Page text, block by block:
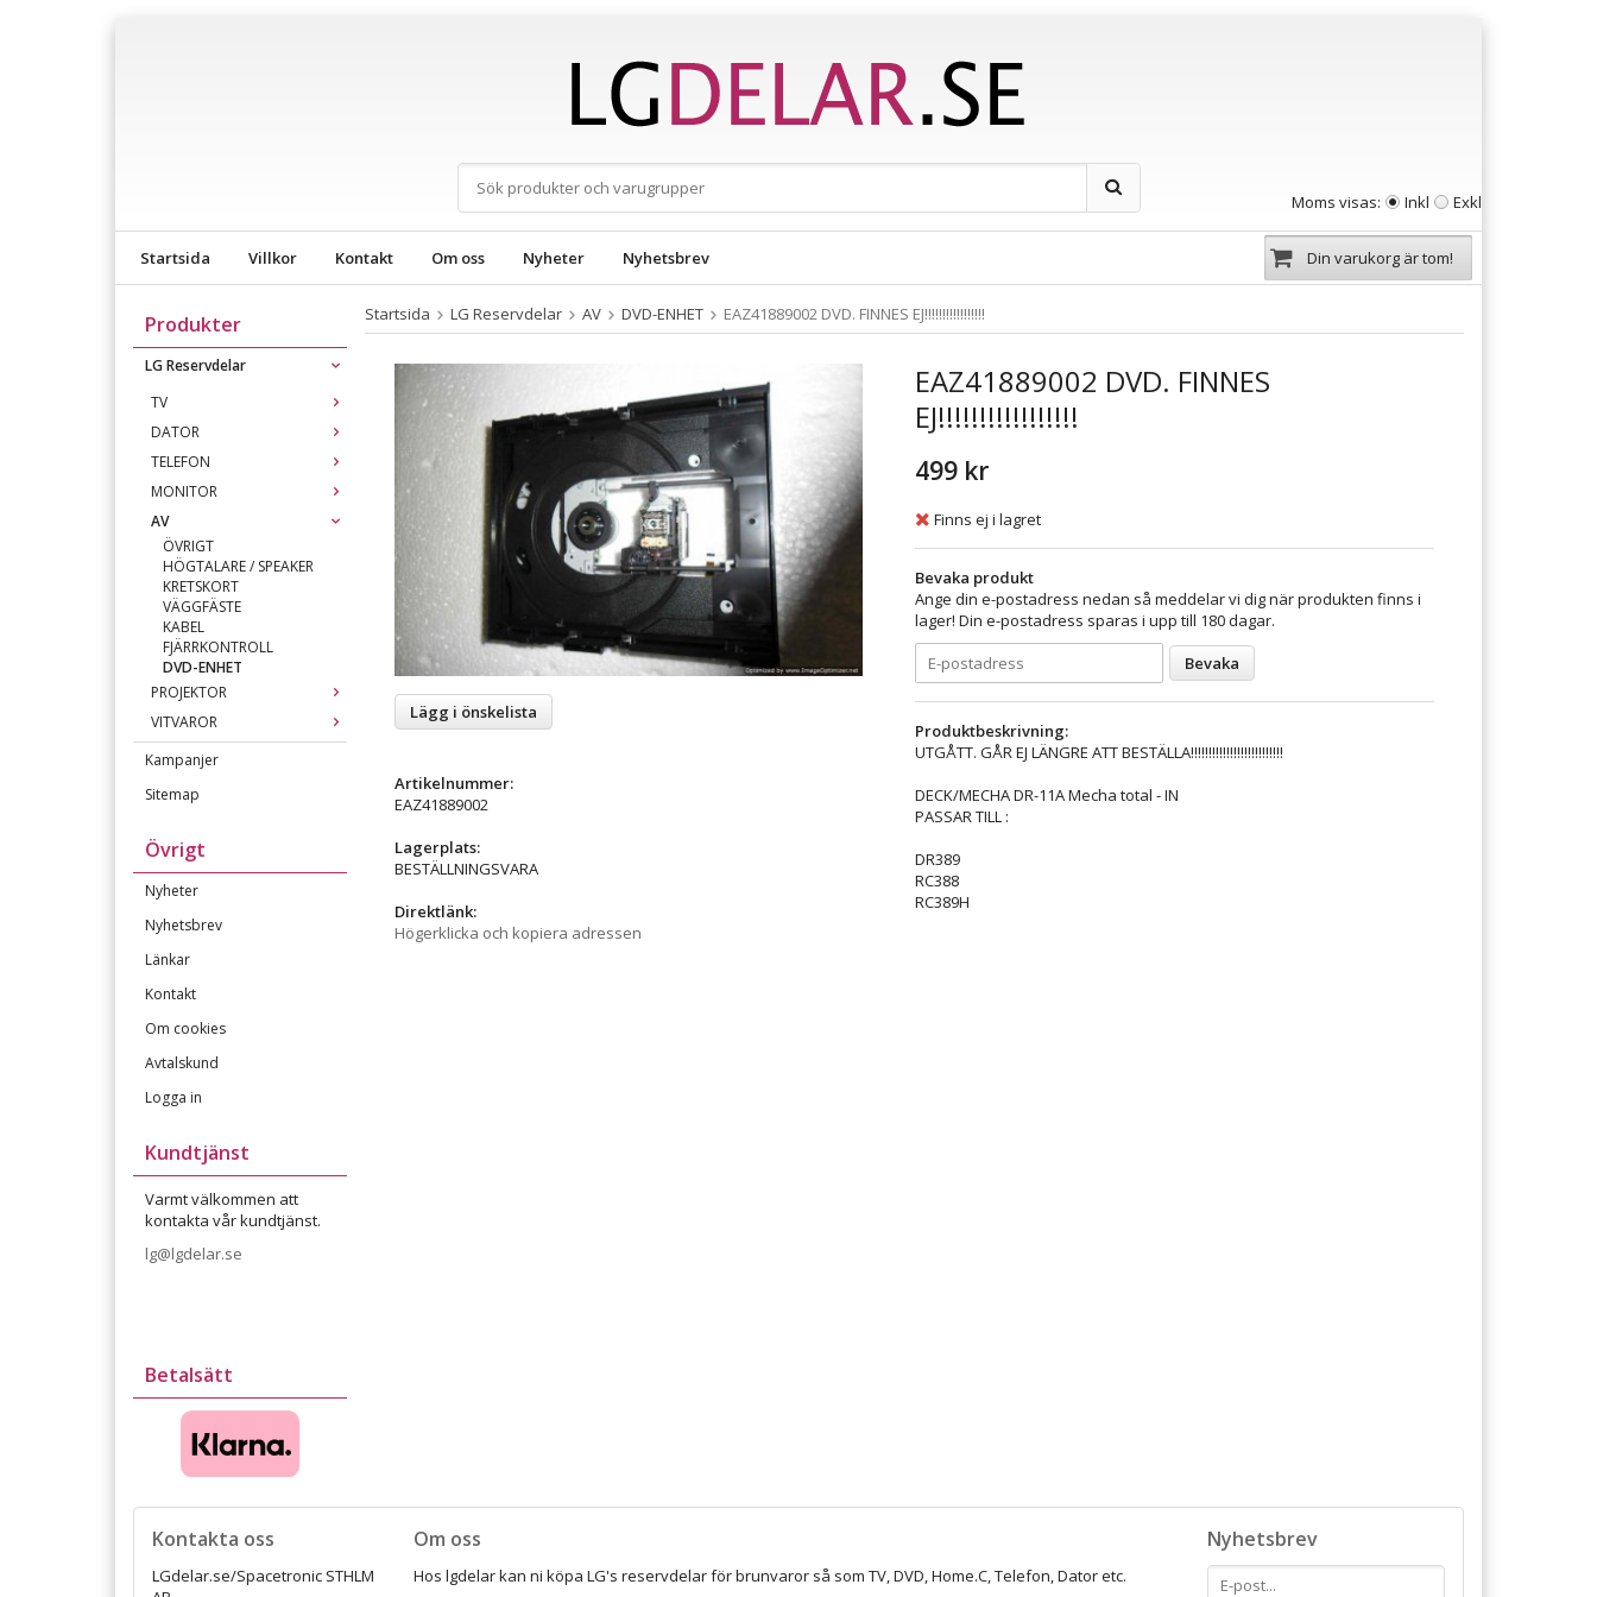
Moms visas: Inkl Exkl
Startsida Villkor Kontakt Om oss Nyheter Nyhetsbrev Din varukorg är tom!
Produkter
LG Reservdelar
TV
DATOR
TELEFON
MONITOR
AV
ÖVRIGT
HÖGTALARE / SPEAKER
KRETSKORT
VÄGGFÄSTE
KABEL
FJÄRRKONTROLL
DVD-ENHET
PROJEKTOR
VITVAROR
Kampanjer
Sitemap
Övrigt
Nyheter
Nyhetsbrev
Länkar
Kontakt
Om cookies
Avtalskund
Logga in
Kundtjänst
Varmt välkommen att
kontakta vår kundtjänst.
lg@lgdelar.se
Betalsätt
Startsida LG Reservdelar AV DVD-ENHET EAZ41889002 DVD. FINNES EJ!!!!!!!!!!!!!!!!!
EAZ41889002 DVD. FINNES
EJ!!!!!!!!!!!!!!!!!
499 kr
Finns ej i lagret
Bevaka produkt
Ange din e-postadress nedan så meddelar vi dig när produkten finns i
lager! Din e-postadress sparas i upp till 180 dagar.
Bevaka
Produktbeskrivning:
UTGÅTT. GÅR EJ LÄNGRE ATT BESTÄLLA!!!!!!!!!!!!!!!!!!!!!!!!!!
DECK/MECHA DR-11A Mecha total - IN
PASSAR TILL :
DR389
RC388
RC389H
Lägg i önskelista
Artikelnummer:
EAZ41889002
Lagerplats:
BESTÄLLNINGSVARA
Direktlänk:
Högerklicka och kopiera adressen
Kontakta oss
LGdelar.se/Spacetronic STHLM
Nyhetsbrev
Om oss
Hos lgdelar kan ni köpa LG's reservdelar för brunvaror så som TV, DVD, Home.C, Telefon, Dator etc.